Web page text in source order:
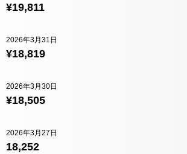
¥19,811
¥18,819
2026年3月31日
¥18,505
2026年3月30日
18,252
2026年3月27日